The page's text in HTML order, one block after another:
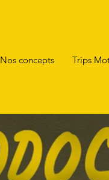
Nos concepts Trips